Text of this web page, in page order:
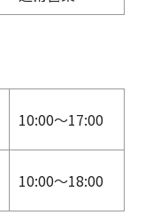
10:00～17:00
10:00～18:00